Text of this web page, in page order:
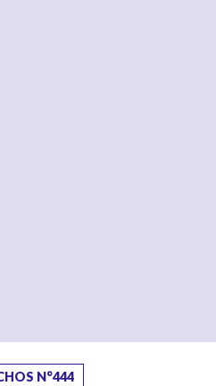
N°444